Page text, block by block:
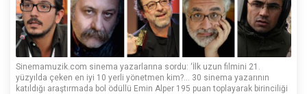
Sinemamuzik.com sinema yazarlarına sordu: ‘İlk uzun filmini 21.
yüzyılda çeken en iyi 10 yerli yönetmen kim?... 30 sinema yazarının
katıldığı araştırmada bol ödüllü Emin Alper 195 puan toplayarak birinciliği